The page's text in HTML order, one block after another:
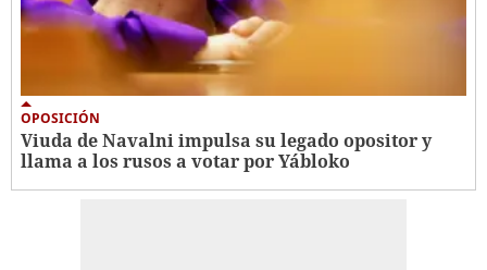
OPOSICIÓN
Viuda de Navalni impulsa su legado opositor y
llama a los rusos a votar por Yábloko